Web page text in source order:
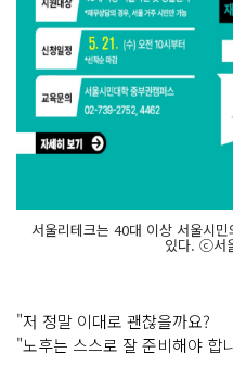
서울리테크는 40대 이상 서울시
있다. ⓒ서
"저 정말 이대로 괜찮을까요?
"노후는 스스로 잘 준비해야 합